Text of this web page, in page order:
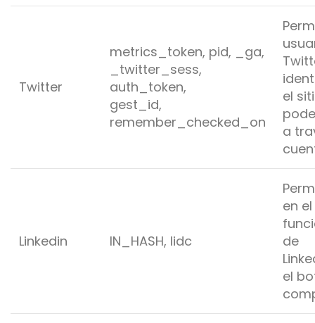
Twitter
metrics_token, pid, _ga,
_twitter_sess,
auth_token,
gest_id,
remember_checked_on
el
a
Linkedin IN_HASH, lidc
en
de
el